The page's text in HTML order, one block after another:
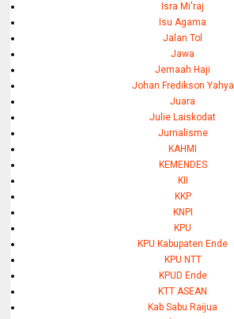
Isra Mi'raj
Isu Agama
Jalan Tol
Jawa
Jemaah Haji
Johan Fredikson Yahya
Juara
Julie Laiskodat
Jurnalisme
KAHMI
KEMENDES
KII
KKP
KNPI
KPU
KPU Kabupaten Ende
KPU NTT
KPUD Ende
KTT ASEAN
Kab Sabu Raijua